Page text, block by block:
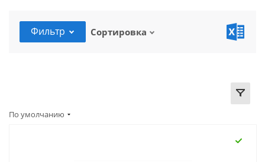
Фильтр Сортировка
По умолчанию